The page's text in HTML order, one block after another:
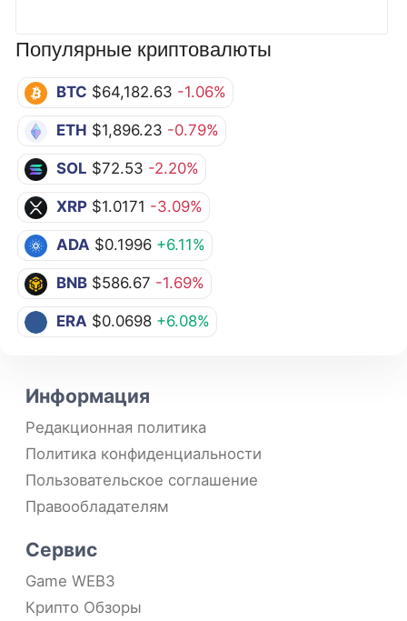
Популярные криптовалюты
BTC $64,182.63 -1.06%
ETH $1,896.23 -0.79%
SOL $72.53 -2.20%
XRP $1.0171 -3.09%
ADA $0.1996 +6.11%
BNB $586.67 -1.69%
ERA $0.0698 +6.08%
Информация
Редакционная политика
Политика конфиденциальности
Пользовательское соглашение
Правообладателям
Сервис
Game WEB3
Крипто Обзоры